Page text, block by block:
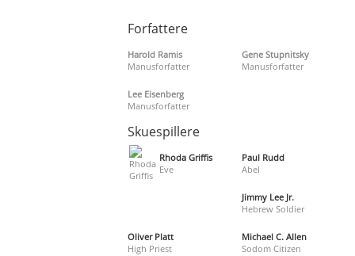
Forfattere
Harold Ramis
Manusforfatter
Gene Stupnitsky
Manusforfatter
Lee Eisenberg
Manusforfatter
Skuespillere
Rhoda Griffis
Eve
Paul Rudd
Abel
Jimmy Lee Jr.
Hebrew Soldier
Oliver Platt
High Priest
Michael C. Allen
Sodom Citizen